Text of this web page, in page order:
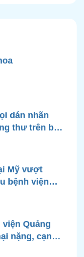
dán nhãn
thư trên bao
Mỹ vượt
bệnh viện
viện Quảng
nặng, cạn